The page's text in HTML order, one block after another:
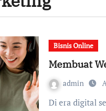
Bisnis Online
Membuat
admin
Di era digital seperti sekarang, penggunaan webinar